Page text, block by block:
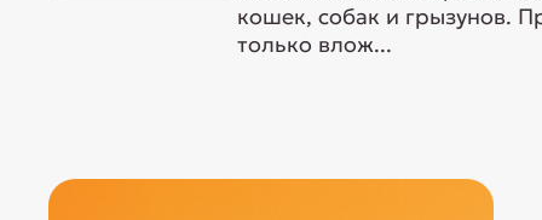
кошек, собак и грызунов.
только влож...